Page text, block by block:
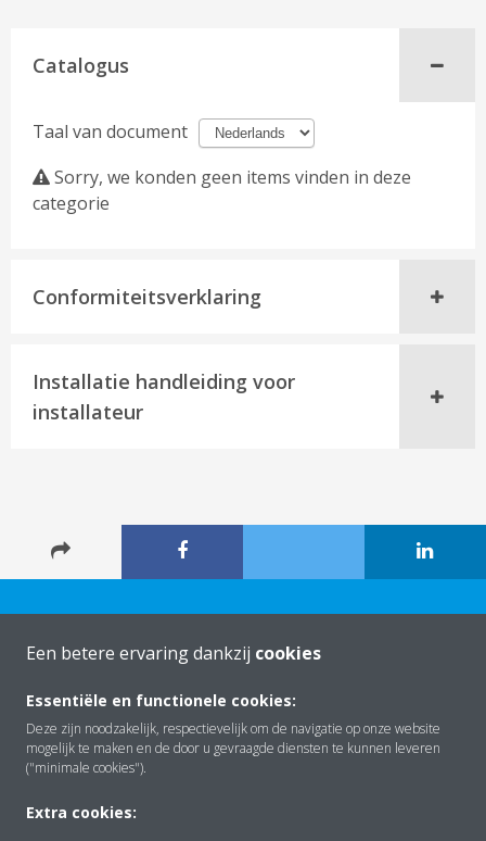
Catalogus
Taal van document
Sorry, we konden geen items vinden in deze
categorie
Conformiteitsverklaring
Installatie handleiding voor
installateur
Over Daikin
Een betere ervaring dankzij cookies
Essentiële en functionele cookies:
Deze zijn noodzakelijk, respectievelijk om de navigatie op onze website
mogelijk te maken en de door u gevraagde diensten te kunnen leveren
("minimale cookies").
Extra cookies: